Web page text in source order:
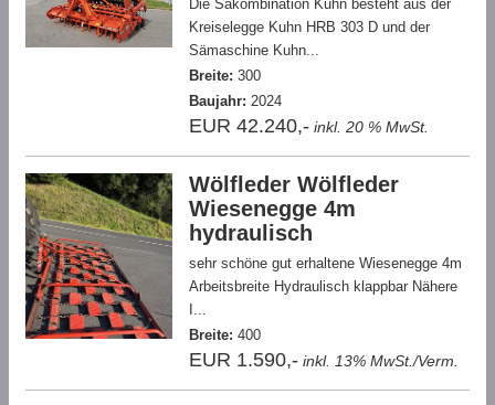
Die Säkombination Kuhn besteht aus der
Kreiselegge Kuhn HRB 303 D und der
Sämaschine Kuhn...
Breite: 300
Baujahr: 2024
EUR 42.240,- inkl. 20 % MwSt.
Wölfleder Wölfleder
Wiesenegge 4m
hydraulisch
sehr schöne gut erhaltene Wiesenegge 4m
Arbeitsbreite Hydraulisch klappbar Nähere
I...
Breite: 400
EUR 1.590,- inkl. 13% MwSt./Verm.